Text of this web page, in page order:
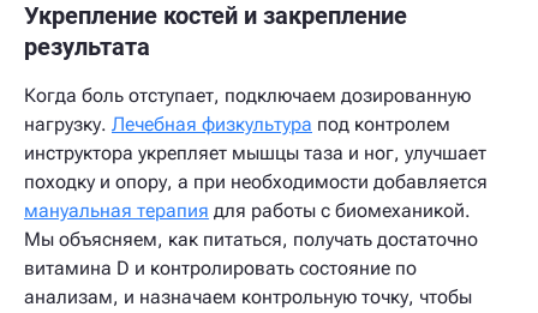
Укрепление костей и закрепление
результата
Когда боль отступает, подключаем дозированную
нагрузку. Лечебная физкультура под контролем
инструктора укрепляет мышцы таза и ног, улучшает
походку и опору, а при необходимости добавляется
мануальная терапия для работы с биомеханикой.
Мы объясняем, как питаться, получать достаточно
витамина D и контролировать состояние по
анализам, и назначаем контрольную точку, чтобы